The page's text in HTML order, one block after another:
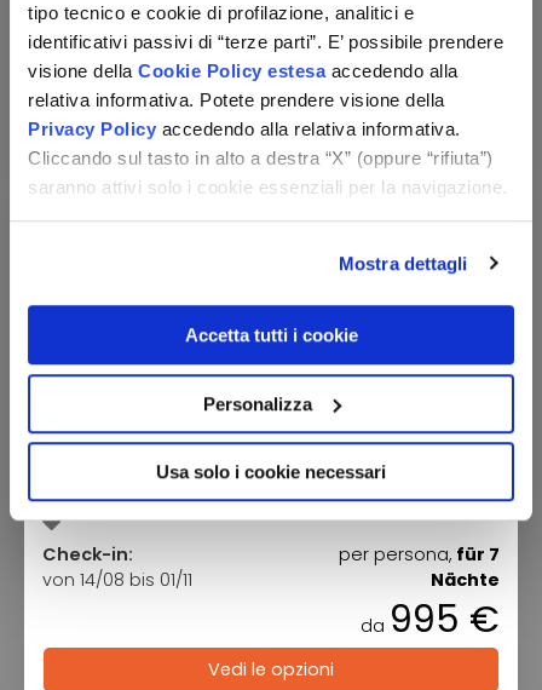
tipo tecnico e cookie di profilazione, analitici e
identificativi passivi di “terze parti”. E’ possibile prendere
visione della Cookie Policy estesaaccedendo alla
relativa informativa. Potete prendere visione della
Privacy Policy accedendo alla relativa informativa.
Cliccando sul tasto in alto a destra “X” (oppure “rifiuta”)
saranno attivi solo i cookie essenziali per la navigazione.
Mostra dettagli
Accetta tutti i cookie
Personalizza
Usa solo i cookie necessari
Check-in:
von 14/08 bis 01/11
per persona,
Nächte
da769 €
Vedi le opzioni
Amphoras Beach Resort
Egitto - Sharm El Sheikh
Check-in:
von 14/08 bis 01/11
per persona, für 7
Nächte
da 995 €
Vedi le opzioni